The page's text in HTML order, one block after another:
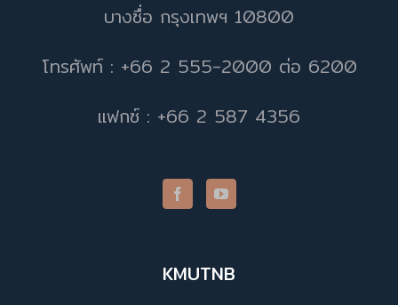
บางซื่อ กรุงเทพฯ 10800
โทรศัพท์ : +66 2 555-2000 ต่อ 6200
แฟกซ์ : +66 2 587 4356
KMUTNB